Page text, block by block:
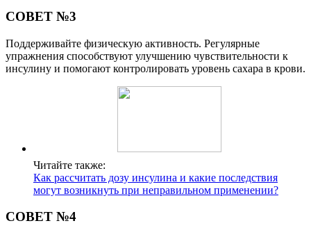
СОВЕТ №3
Поддерживайте физическую активность. Регулярные
упражнения способствуют улучшению чувствительности к
инсулину и помогают контролировать уровень сахара в крови.
Читайте также:
Как рассчитать дозу инсулина и какие последствия
могут возникнуть при неправильном применении?
СОВЕТ №4